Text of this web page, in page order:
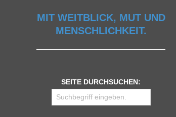
MIT WEITBLICK, MUT UND
MENSCHLICHKEIT.
SEITE DURCHSUCHEN: